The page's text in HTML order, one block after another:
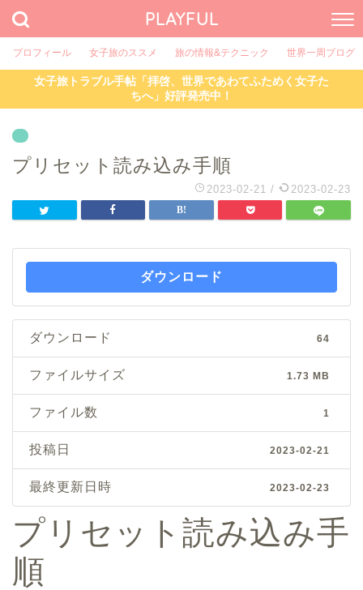
PLAYFUL
プロフィール 女子旅のススメ 旅の情報&テクニック 世界一周ブログ
女子旅トラブル手帖「拝啓、世界であわてふためく女子た
ちへ」好評発売中！
プリセット読み込み手順
2023-02-21 / 2023-02-23
ダウンロード
ダウンロード 64
ファイルサイズ 1.73 MB
ファイル数 1
投稿日 2023-02-21
最終更新日時 2023-02-23
プリセット読み込み手
順